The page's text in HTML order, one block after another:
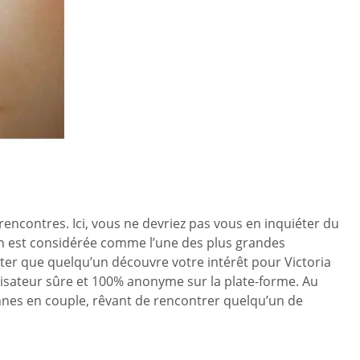
Ici, vous ne devriez pas vous en inquiéter du
considérée comme l’une des plus grandes
que quelqu’un découvre votre intérêt pour Victoria
sûre et 100% anonyme sur la plate-forme. Au
en couple, rêvant de rencontrer quelqu’un de